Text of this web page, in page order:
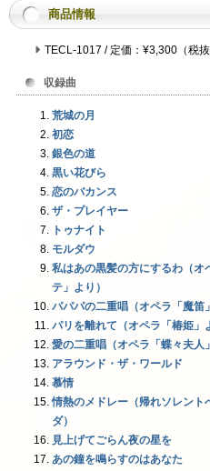
商品情報
TECL-1017 / 定価：¥3,300（税
収録曲
荒城の月
初恋
銀色の道
黒い花びら
恋のバカンス
ザ・プレイヤー
トゥナイト
モルダウ
私はあの黒髪の方にするわ（オ
テ」より）
パパパの二重唱（オペラ「魔笛
パリを離れて（オペラ「椿姫」
愛の二重唱（オペラ「蝶々夫人
アラウンド・ザ・ワールド
慕情
情熱のメドレー（帰れソレント
ダ）
見上げてごらん夜の星を
あの鐘を鳴らすのはあなた